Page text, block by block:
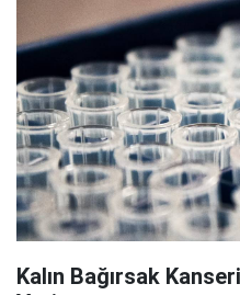
Kalın Bağırsak